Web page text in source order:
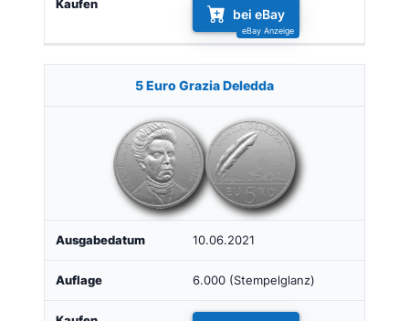
bei eBay
5 Euro Grazia Deledda
10.06.2021
6.000 (Stempelglanz)